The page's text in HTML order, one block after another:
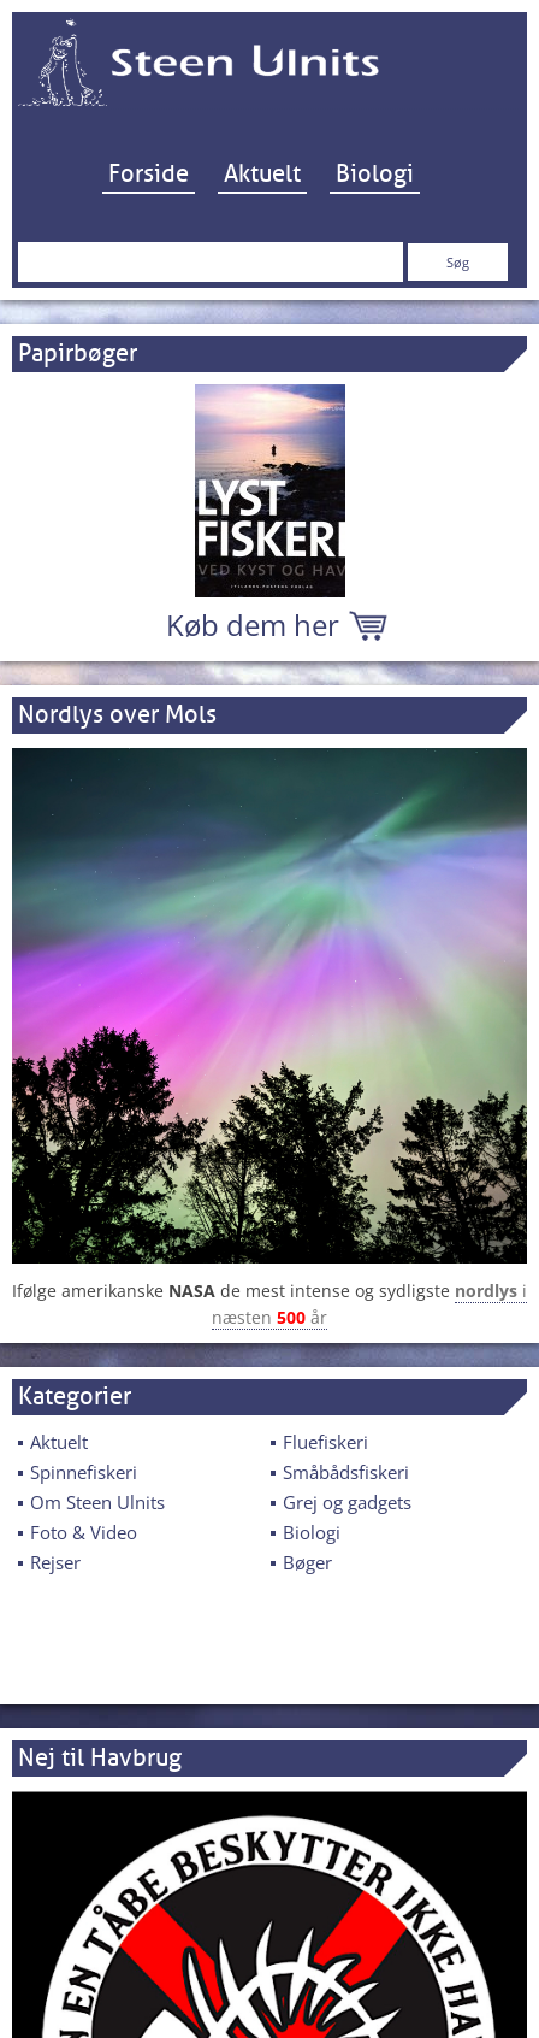
Hop til indhold
Forside Aktuelt Biologi
Søg
Papirbøger
Køb dem her
Nordlys over Mols
Ifølge amerikanske NASA de mest intense og sydligste nordlys i
næsten 500 år
Kategorier
Aktuelt
Fluefiskeri
Spinnefiskeri
Småbådsfiskeri
Om Steen Ulnits
Grej og gadgets
Foto & Video
Biologi
Rejser
Bøger
Nej til Havbrug